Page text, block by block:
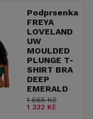
Podprsenka
FREYA
LOVELAND
UW
MOULDED
PLUNGE T-
SHIRT BRA
DEEP
EMERALD
1 665 Kč
1 332 Kč